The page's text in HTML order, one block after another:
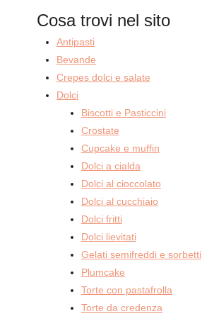
Cosa trovi nel sito
Antipasti
Bevande
Crepes dolci e salate
Dolci
Biscotti e Pasticcini
Crostate
Cupcake e muffin
Dolci a cialda
Dolci al cioccolato
Dolci al cucchiaio
Dolci fritti
Dolci lievitati
Gelati semifreddi e sorbetti
Plumcake
Torte con pastafrolla
Torte da credenza